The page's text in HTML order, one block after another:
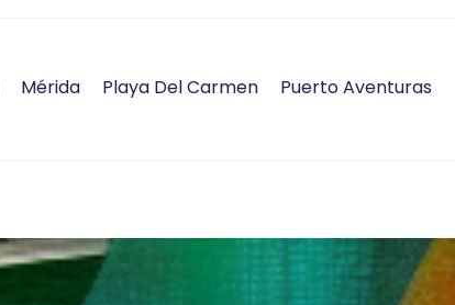
Mérida Playa Del Carmen Puerto Aventuras